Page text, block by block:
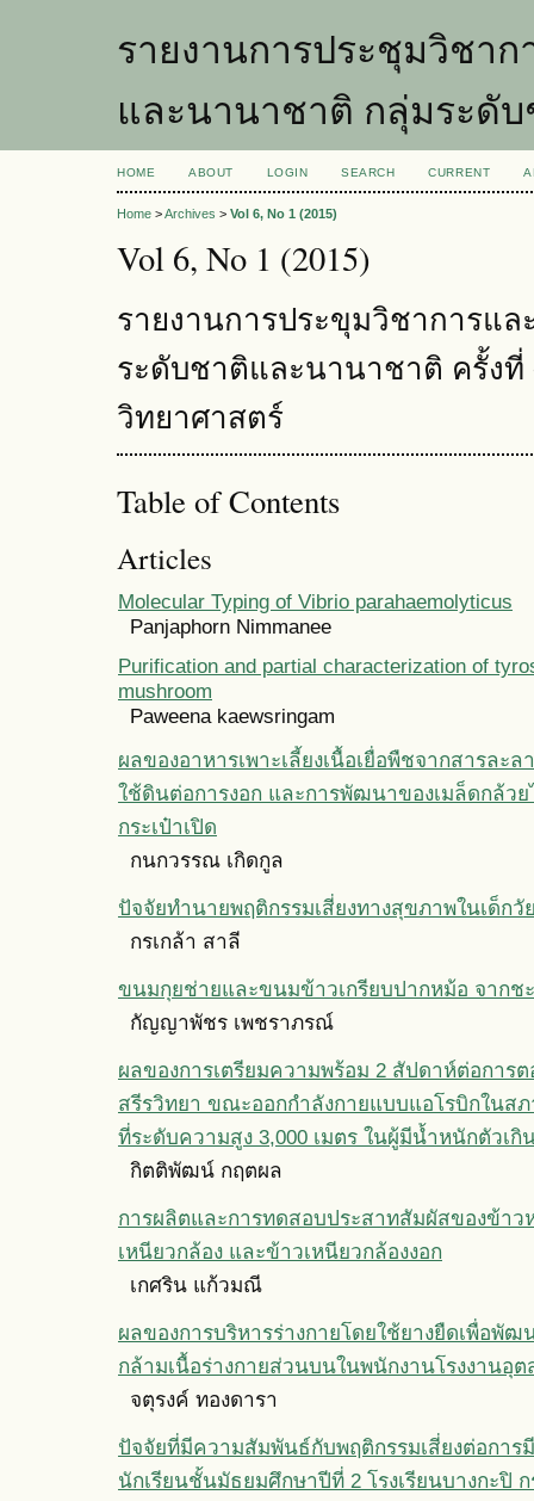
รายงานการประชุมวิชา
และนานาชาติ กลุ่มระดั
HOME ABOUT LOGIN SEARCH CURRENT
Home >Archives > Vol 6, No 1 (2015)
Vol 6, No 1 (2015)
รายงานการประขุมวิชาการแล
ระดับชาติและนานาชาติ ครั้ง
วิทยาศาสตร์
Table of Contents
Articles
Molecular Typing of Vibrio parahaemolyticus
Panjaphorn Nimmanee
Purification and partial characterization of
mushroom
Paweena kaewsringam
ผลของอาหารเพาะเลี้ยงเนื้อเยื่อพืชจากสารละ
ใช้ดินต่อการงอก และการพัฒนาของเมล็ดกล้วย
กระเป๋าเปิด
กนกวรรณ เกิดกูล
ปัจจัยทำนายพฤติกรรมเสี่ยงทางสุขภาพในเด็กวั
กรเกล้า สาลี
ขนมกุยช่ายและขนมข้าวเกรียบปากหม้อ จากช
กัญญาพัชร เพชราภรณ์
ผลของการเตรียมความพร้อม 2 สัปดาห์ต่อการ
สรีรวิทยา ขณะออกกำลังกายแบบแอโรบิกในสภ
ที่ระดับความสูง 3,000 เมตร ในผู้มีน้ำหนักตัวเกิ
กิตติพัฒน์ กฤตผล
การผลิตและการทดสอบประสาทสัมผัสของข้าว
เหนียวกล้อง และข้าวเหนียวกล้องงอก
เกศริน แก้วมณี
ผลของการบริหารร่างกายโดยใช้ยางยืดเพื่อพั
กล้ามเนื้อร่างกายส่วนบนในพนักงานโรงงานอุต
จตุรงค์ ทองดารา
ปัจจัยที่มีความสัมพันธ์กับพฤติกรรมเสี่ยงต่อการ
นักเรียนชั้นมัธยมศึกษาปีที่ 2 โรงเรียนบางกะปิ